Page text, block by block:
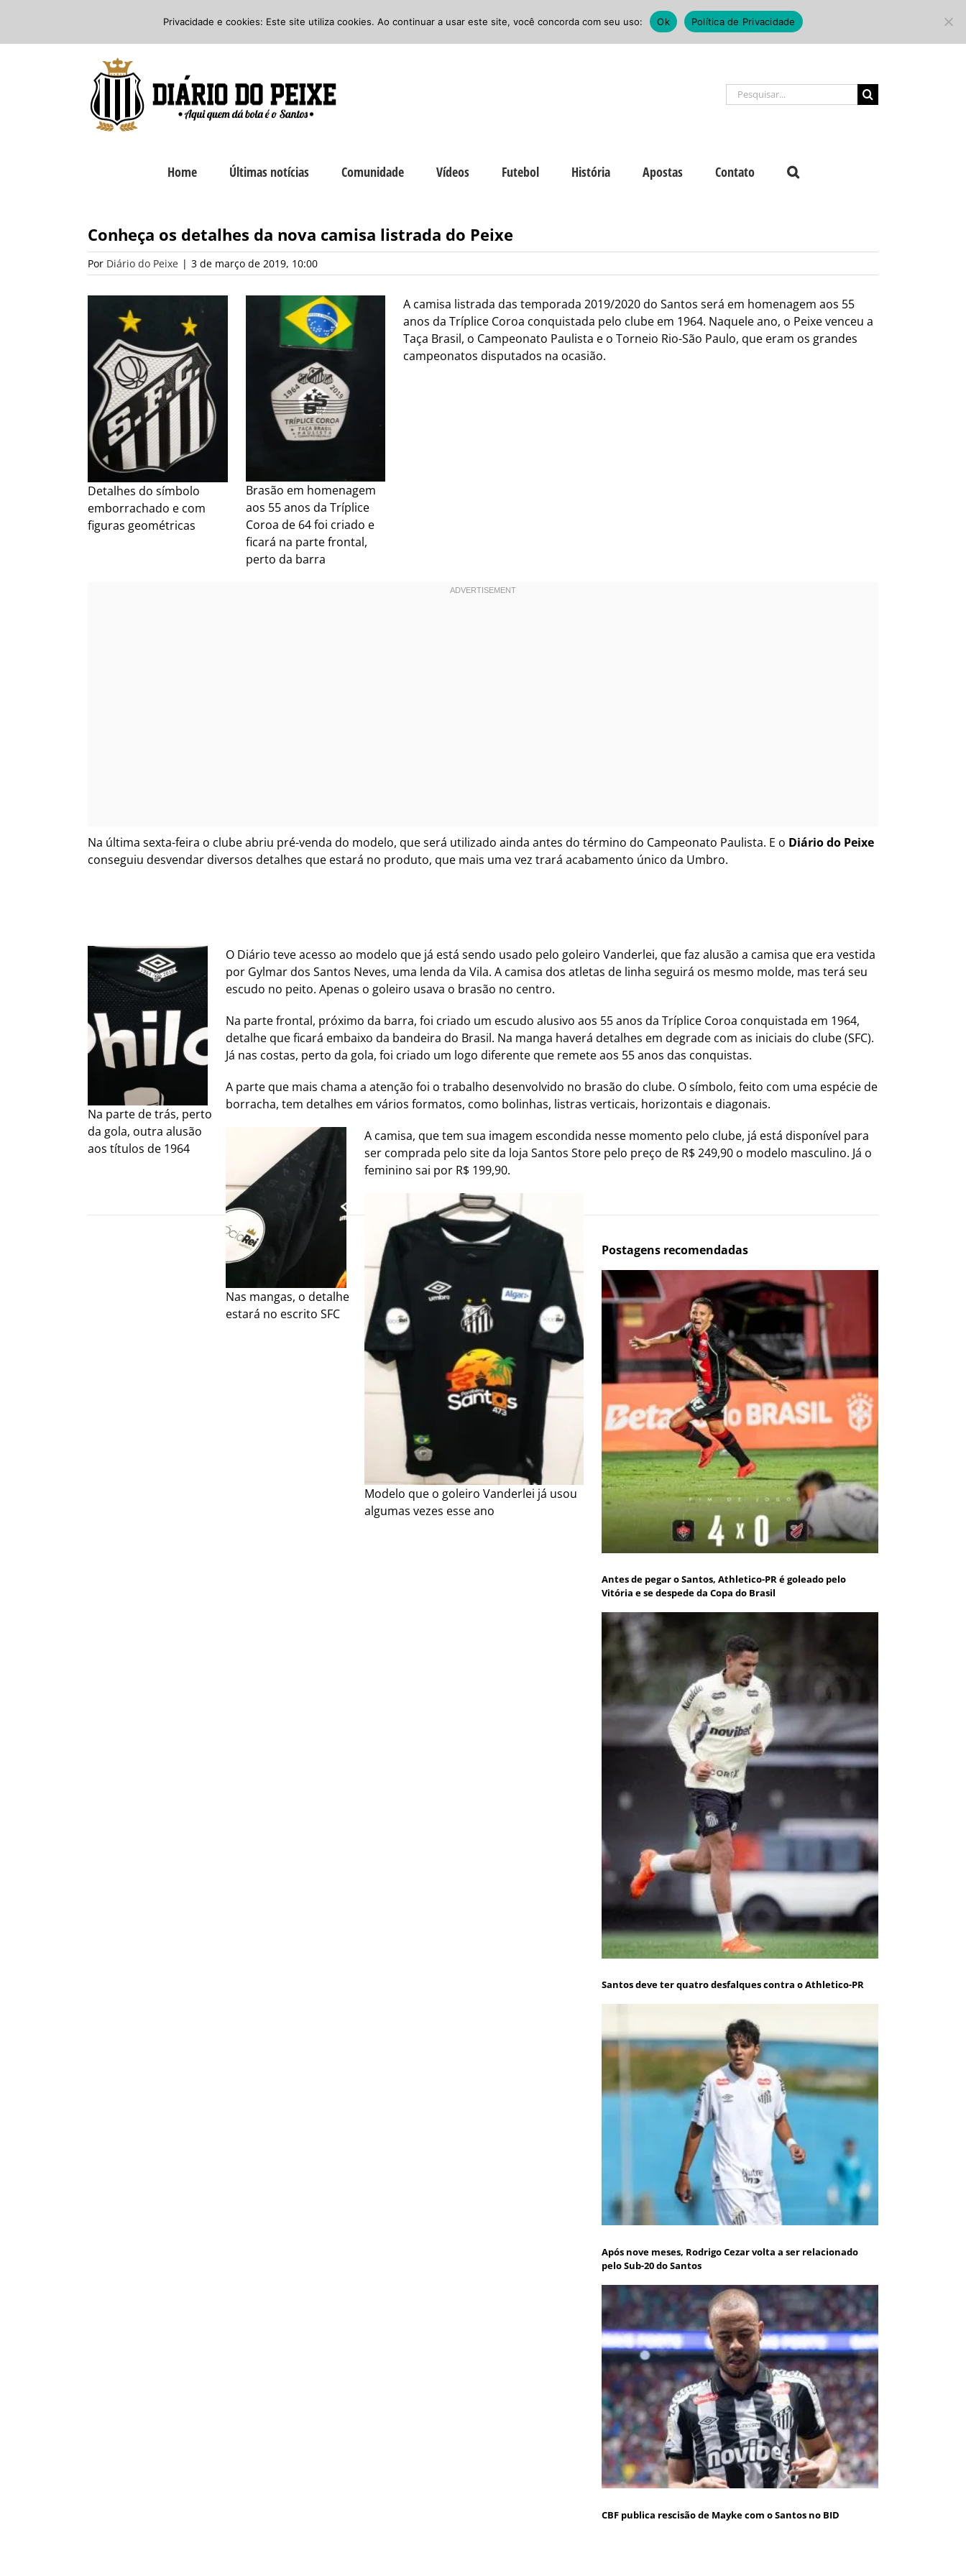
o
Facebook
Instagram
Buscar
resultados
Home Últimas notícias Comunidade Vídeos Futebol História Apostas Contato
Conheça os detalhes da nova camisa listrada do Peixe
Por Diário do Peixe | 3 de março de 2019, 10:00
Detalhes do símbolo
emborrachado e com
figuras geométricas
Brasão em homenagem
aos 55 anos da Tríplice
Coroa de 64 foi criado e
ficará na parte frontal,
perto da barra
A camisa listrada das temporada 2019/2020 do Santos será em homenagem aos 55
anos da Tríplice Coroa conquistada pelo clube em 1964. Naquele ano, o Peixe venceu a
Taça Brasil, o Campeonato Paulista e o Torneio Rio-São Paulo, que eram os grandes
campeonatos disputados na ocasião.
Na última sexta-feira o clube abriu pré-venda do modelo, que será utilizado ainda antes do término do Campeonato Paulista. E o Diário do Peixe
conseguiu desvendar diversos detalhes que estará no produto, que mais uma vez trará acabamento único da Umbro.
Na parte de trás, perto
da gola, outra alusão
aos títulos de 1964
O Diário teve acesso ao modelo que já está sendo usado pelo goleiro Vanderlei, que faz alusão a camisa que era vestida
por Gylmar dos Santos Neves, uma lenda da Vila. A camisa dos atletas de linha seguirá os mesmo molde, mas terá seu
escudo no peito. Apenas o goleiro usava o brasão no centro.
Na parte frontal, próximo da barra, foi criado um escudo alusivo aos 55 anos da Tríplice Coroa conquistada em 1964,
detalhe que ficará embaixo da bandeira do Brasil. Na manga haverá detalhes em degrade com as iniciais do clube (SFC).
Já nas costas, perto da gola, foi criado um logo diferente que remete aos 55 anos das conquistas.
A parte que mais chama a atenção foi o trabalho desenvolvido no brasão do clube. O símbolo, feito com uma espécie de
borracha, tem detalhes em vários formatos, como bolinhas, listras verticais, horizontais e diagonais.
Nas mangas, o detalhe
estará no escrito SFC
A camisa, que tem sua imagem escondida nesse momento pelo clube, já está disponível para
ser comprada pelo site da loja Santos Store pelo preço de R$ 249,90 o modelo masculino. Já o
feminino sai por R$ 199,90.
Modelo que o goleiro Vanderlei já usou
algumas vezes esse ano
Postagens recomendadas
Antes de pegar o Santos, Athletico-PR é goleado pelo
Vitória e se despede da Copa do Brasil
Santos deve ter quatro desfalques contra o Athletico-PR
Após nove meses, Rodrigo Cezar volta a ser relacionado
pelo Sub-20 do Santos
CBF publica rescisão de Mayke com o Santos no BID
Privacidade e cookies: Este site utiliza cookies. Ao continuar a usar este site, você concorda com seu uso: Ok Política de Privacidade